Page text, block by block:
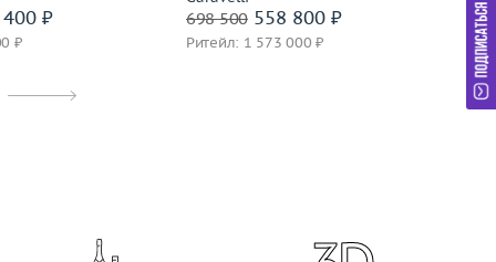
₽
₽
698 500558 800 ₽
Ритейл: 1 573 000 ₽